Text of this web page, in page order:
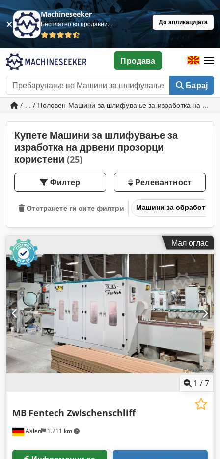
Machineseeker
Бесплатно во продавница До апликацијата
Барај
Продава
/ ... / Половен Машини за шлифување за изработка на
Купете Машини за шлифување за
изработка на дрвени прозорци
користени (25)
Филтер Релевантност
Отстранете ги сите филтри Машини за обработка
Мал оглас
1 /7
Aalen 1.211 km
MB Fentech Zwischenschliff